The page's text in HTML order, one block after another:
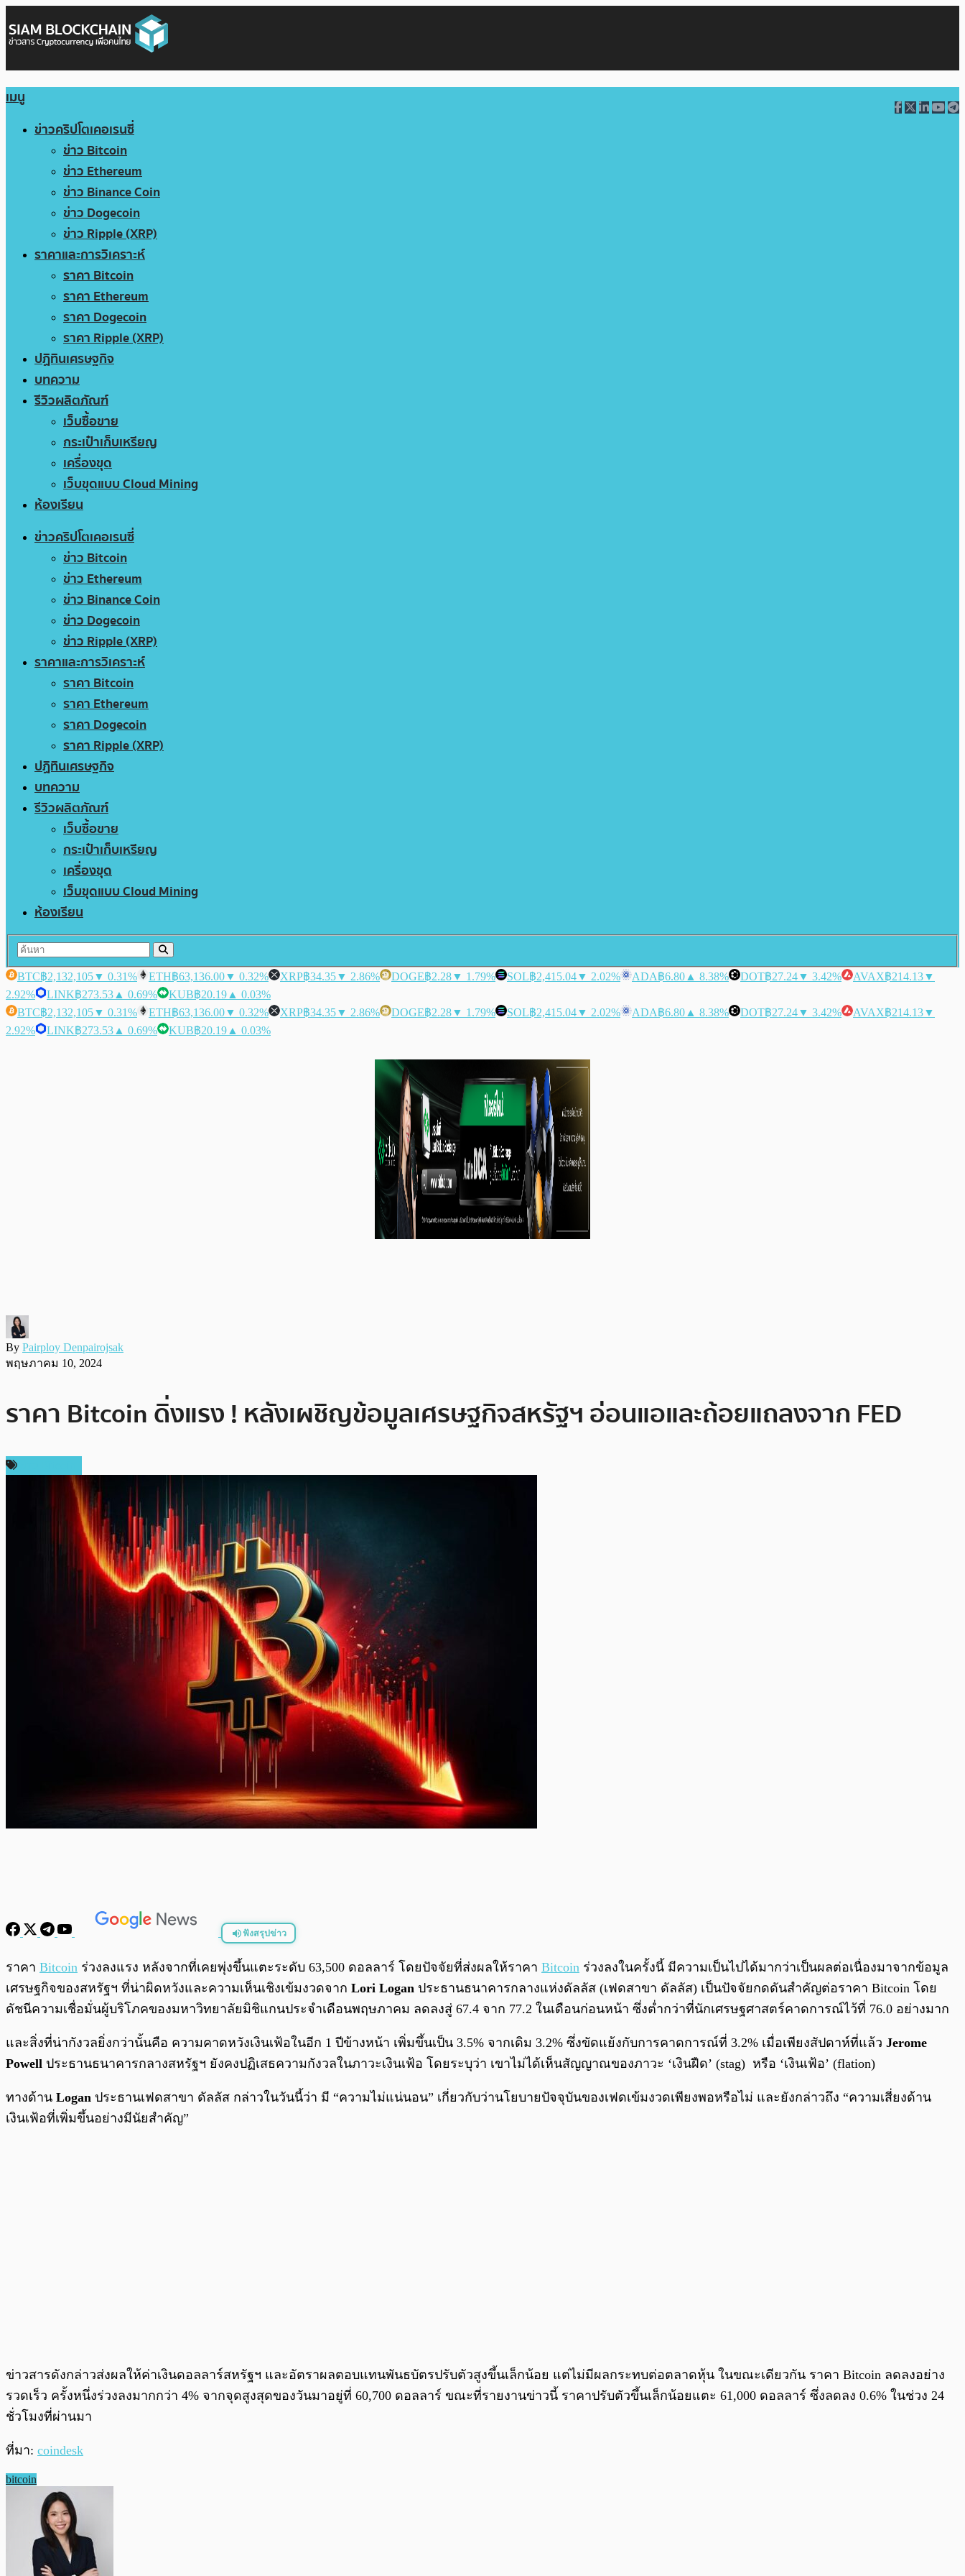
เมนู
ข่าวคริปโตเคอเรนซี่
ข่าว Bitcoin
ข่าว Ethereum
ข่าว Binance Coin
ข่าว Dogecoin
ข่าว Ripple (XRP)
ราคาและการวิเคราะห์
ราคา Bitcoin
ราคา Ethereum
ราคา Dogecoin
ราคา Ripple (XRP)
ปฏิทินเศรษฐกิจ
บทความ
รีวิวผลิตภัณฑ์
เว็บซื้อขาย
กระเป๋าเก็บเหรียญ
เครื่องขุด
เว็บขุดแบบ Cloud Mining
ห้องเรียน
ข่าวคริปโตเคอเรนซี่
ข่าว Bitcoin
ข่าว Ethereum
ข่าว Binance Coin
ข่าว Dogecoin
ข่าว Ripple (XRP)
ราคาและการวิเคราะห์
ราคา Bitcoin
ราคา Ethereum
ราคา Dogecoin
ราคา Ripple (XRP)
ปฏิทินเศรษฐกิจ
บทความ
รีวิวผลิตภัณฑ์
เว็บซื้อขาย
กระเป๋าเก็บเหรียญ
เครื่องขุด
เว็บขุดแบบ Cloud Mining
ห้องเรียน
BTC฿2,132,105▼ 0.31% ETH฿63,136.00▼ 0.32% XRP฿34.35▼ 2.86% DOGE฿2.28▼ 1.79% SOL฿2,415.04▼ 2.02% ADA฿6.80 ▲ 8.38% DOT฿27.24▼ 3.42% AVAX฿214.13▼
2.92%
LINK฿273.53 ▲ 0.69% KUB฿20.19 ▲ 0.03%
BTC฿2,132,105▼ 0.31% ETH฿63,136.00▼ 0.32% XRP฿34.35▼ 2.86% DOGE฿2.28▼ 1.79% SOL฿2,415.04▼ 2.02% ADA฿6.80 ▲ 8.38% DOT฿27.24▼ 3.42% AVAX฿214.13▼
2.92%
LINK฿273.53 ▲ 0.69% KUB฿20.19 ▲ 0.03%
By Pairploy Denpairojsak
พฤษภาคม 10, 2024
ราคา Bitcoin ดิ่งแรง ! หลังเผชิญข้อมูลเศรษฐกิจสหรัฐฯ อ่อนแอและถ้อยแถลงจาก FED
ฟังสรุปข่าว
พร้อมเล่น
ราคา Bitcoin ร่วงลงแรง หลังจากที่เคยพุ่งขึ้นแตะระดับ 63,500 ดอลลาร์ โดยปัจจัยที่ส่งผลให้ราคา Bitcoin ร่วงลงในครั้งนี้ มีความเป็นไปได้มากว่าเป็นผลต่อเนื่องมาจากข้อมูล
เศรษฐกิจของสหรัฐฯ ที่น่าผิดหวังและความเห็นเชิงเข้มงวดจาก Lori Logan ประธานธนาคารกลางแห่งดัลลัส (เฟดสาขา ดัลลัส) เป็นปัจจัยกดดันสำคัญต่อราคา Bitcoin โดย
ดัชนีความเชื่อมั่นผู้บริโภคของมหาวิทยาลัยมิชิแกนประจำเดือนพฤษภาคม ลดลงสู่ 67.4 จาก 77.2 ในเดือนก่อนหน้า ซึ่งต่ำกว่าที่นักเศรษฐศาสตร์คาดการณ์ไว้ที่ 76.0 อย่างมาก
และสิ่งที่น่ากังวลยิ่งกว่านั้นคือ ความคาดหวังเงินเฟ้อในอีก 1 ปีข้างหน้า เพิ่มขึ้นเป็น 3.5% จากเดิม 3.2% ซึ่งขัดแย้งกับการคาดการณ์ที่ 3.2% เมื่อเพียงสัปดาห์ที่แล้ว Jerome
Powell ประธานธนาคารกลางสหรัฐฯ ยังคงปฏิเสธความกังวลในภาวะเงินเฟ้อ โดยระบุว่า เขาไม่ได้เห็นสัญญาณของภาวะ ‘เงินฝืด’ (stag) หรือ ‘เงินเฟ้อ’ (flation)
ทางด้าน Logan ประธานเฟดสาขา ดัลลัส กล่าวในวันนี้ว่า มี “ความไม่แน่นอน” เกี่ยวกับว่านโยบายปัจจุบันของเฟดเข้มงวดเพียงพอหรือไม่ และยังกล่าวถึง “ความเสี่ยงด้าน
เงินเฟ้อที่เพิ่มขึ้นอย่างมีนัยสำคัญ”
ข่าวสารดังกล่าวส่งผลให้ค่าเงินดอลลาร์สหรัฐฯ และอัตราผลตอบแทนพันธบัตรปรับตัวสูงขึ้นเล็กน้อย แต่ไม่มีผลกระทบต่อตลาดหุ้น ในขณะเดียวกัน ราคา Bitcoin ลดลงอย่าง
รวดเร็ว ครั้งหนึ่งร่วงลงมากกว่า 4% จากจุดสูงสุดของวันมาอยู่ที่ 60,700 ดอลลาร์ ขณะที่รายงานข่าวนี้ ราคาปรับตัวขึ้นเล็กน้อยแตะ 61,000 ดอลลาร์ ซึ่งลดลง 0.6% ในช่วง 24
ชั่วโมงที่ผ่านมา
ที่มา: coindesk
bitcoin